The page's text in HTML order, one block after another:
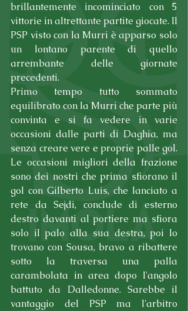
brillantemente incominciato con 5
vittorie in altrettante partite giocate. Il
PSP visto con la Murri è apparso solo
un lontano parente di quello
arrembante delle giornate
precedenti.
Primo tempo tutto sommato
equilibrato con la Murri che parte più
convinta e si fa vedere in varie
occasioni dalle parti di Daghia, ma
senza creare vere e proprie palle gol.
Le occasioni migliori della frazione
sono dei nostri che prima sfiorano il
gol con Gilberto Luis, che lanciato a
rete da Sejdi, conclude di esterno
destro davanti al portiere ma sfiora
solo il palo alla sua destra, poi lo
trovano con Sousa, bravo a ribattere
sotto la traversa una palla
carambolata in area dopo l'angolo
battuto da Dalledonne. Sarebbe il
vantaggio del PSP ma l'arbitro